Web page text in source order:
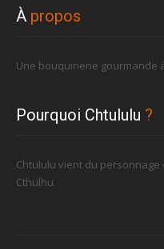
À propos
Une bouquinerie gourmande
Pourquoi Chtululu ?
Chtululu vient du
Cthulhu.